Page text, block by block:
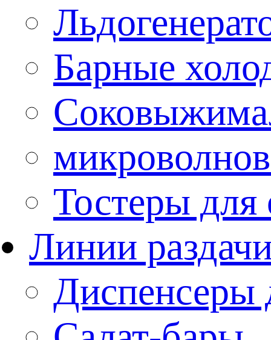
Барные
Тостеры
Линии
Диспенсеры